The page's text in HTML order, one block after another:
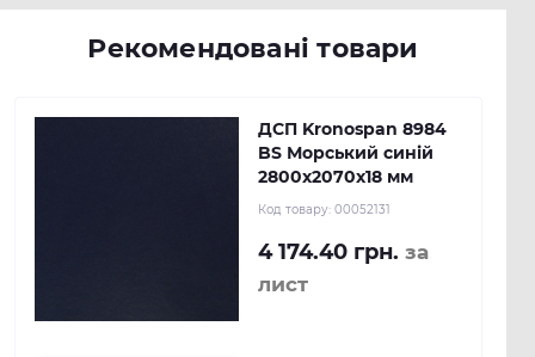
Рекомендовані товари
ДСП Kronospan 8984
BS Морський синій
2800x2070x18 мм
Код товару: 00052131
4 174.40 грн. за
лист